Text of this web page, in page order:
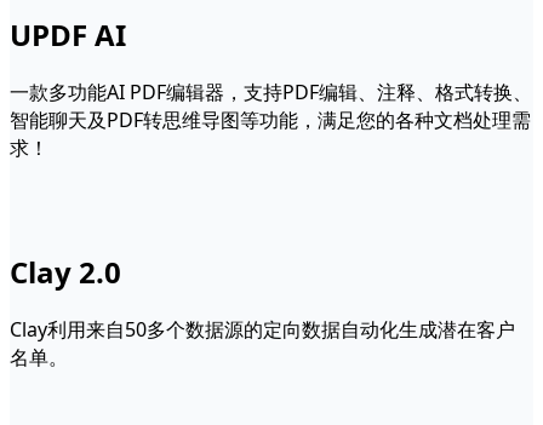
UPDF AI
一款多功能AI PDF编辑器，支持PDF编辑、注释、格式转换、
智能聊天及PDF转思维导图等功能，满足您的各种文档处理需
求！
Clay 2.0
Clay利用来自50多个数据源的定向数据自动化生成潜在客户
名单。